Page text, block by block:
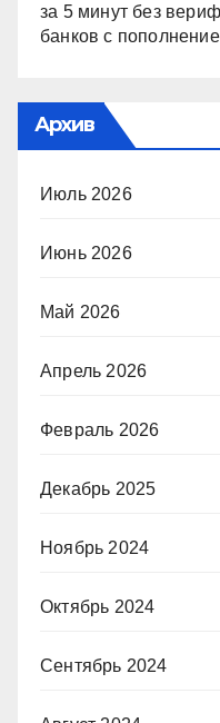
за 5 минут без
банков с
Архив
Июль 2026
Июнь 2026
Май 2026
Апрель 2026
Февраль 2026
Декабрь 2025
Ноябрь 2024
Октябрь 2024
Сентябрь 2024